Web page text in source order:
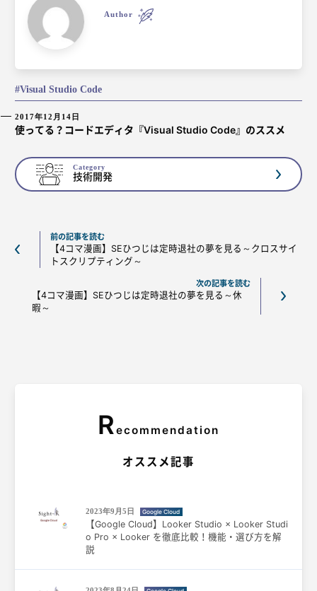
Author
Visual Studio Code
2017年12月14日
使ってる？コードエディタ『Visual Studio Code』のススメ
Category
技術開発
前の記事を読む
【4コマ漫画】SEひつじは定時退社の夢を見る～クロスサイ
トスクリプティング～
次の記事を読む
【4コマ漫画】SEひつじは定時退社の夢を見る～休
暇～
Recommendation
オススメ記事
2023年9月5日 Google Cloud
【Google Cloud】Looker Studio × Looker Studi
o Pro × Looker を徹底比較！機能・選び方を解
説